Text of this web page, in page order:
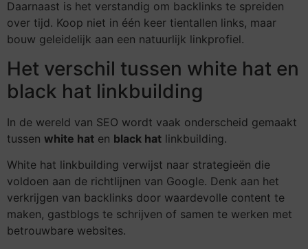
Daarnaast is het verstandig om backlinks te spreiden
over tijd. Koop niet in één keer tientallen links, maar
bouw geleidelijk aan een natuurlijk linkprofiel.
Het verschil tussen white hat en
black hat linkbuilding
In de wereld van SEO wordt vaak onderscheid gemaakt
tussen white hat en black hat linkbuilding.
White hat linkbuilding verwijst naar strategieën die
voldoen aan de richtlijnen van Google. Denk aan het
verkrijgen van backlinks door waardevolle content te
maken, gastblogs te schrijven of samen te werken met
betrouwbare websites.